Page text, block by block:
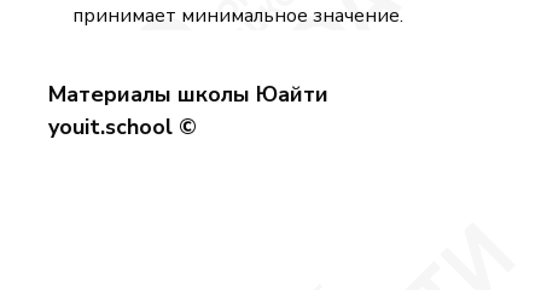
принимает минимальное значение.
Материалы школы Юайти
youit.school ©